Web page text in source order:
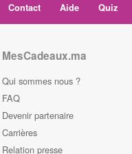
Contact Aide Quiz
MesCadeaux.ma
Qui sommes nous ?
FAQ
Devenir partenaire
Carrières
Relation presse